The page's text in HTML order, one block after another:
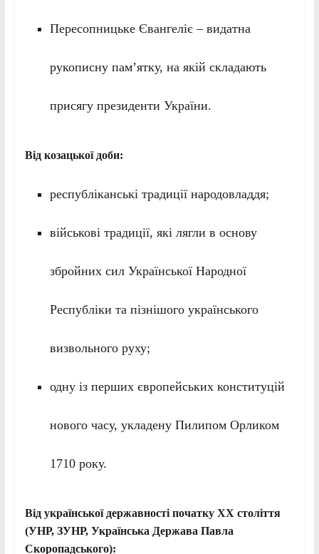
Пересопницьке Євангеліє – видатна
рукописну пам’ятку, на якій складають
присягу президенти України.
Від козацької доби:
республіканські традиції народовладдя;
військові традиції, які лягли в основу
збройних сил Української Народної
Республіки та пізнішого українського
визвольного руху;
одну із перших європейських конституцій
нового часу, укладену Пилипом Орликом
1710 року.
Від української державності початку ХХ століття
(УНР, ЗУНР, Українська Держава Павла
Скоропадського):